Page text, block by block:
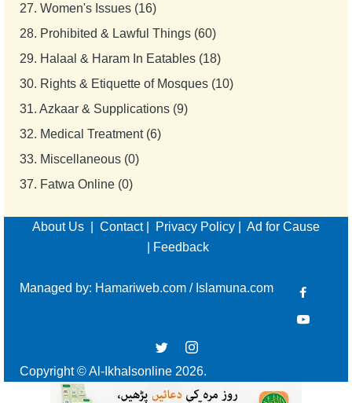
27. Women's Issues (16)
28. Prohibited & Lawful Things (60)
29. Halaal & Haram In Eatables (18)
30. Rights & Etiquette of Mosques (10)
31. Azkaar & Supplications (9)
32. Medical Treatment (6)
33. Miscellaneous (0)
37. Fatwa Online (0)
About Us Contact| Privacy Policy
Ad for Cause
Feedback
Managed by: Hamariweb.com / Islamuna.com
Copyright © Al-Ikhalsonline 2026.